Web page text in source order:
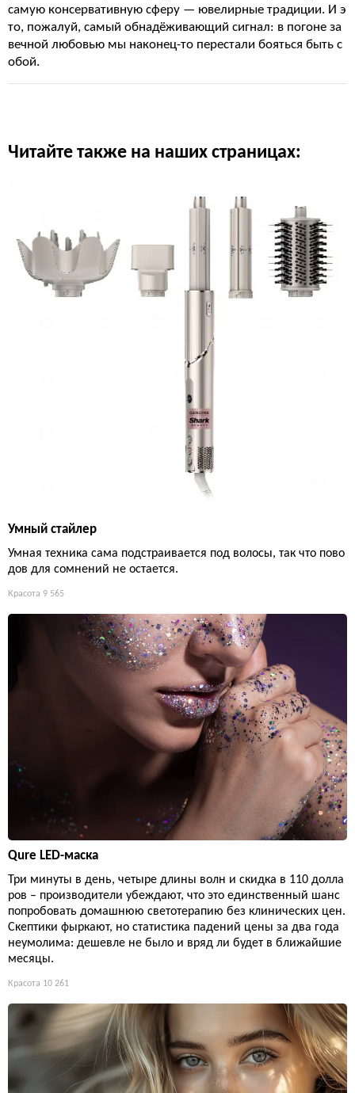
самую консервативную сферу — ювелирные традиции. И э
то, пожалуй, самый обнадёживающий сигнал: в погоне за
вечной любовью мы наконец-то перестали бояться быть с
обой.
Читайте также на наших страницах:
Умный стайлер
Умная техника сама подстраивается под волосы, так что пово
дов для сомнений не остается.
Красота 9 565
Qure LED-маска
Три минуты в день, четыре длины волн и скидка в 110 долла
ров – производители убеждают, что это единственный шанс
попробовать домашнюю светотерапию без клинических цен.
Скептики фыркают, но статистика падений цены за два года
неумолима: дешевле не было и вряд ли будет в ближайшие
месяцы.
Красота 10 261